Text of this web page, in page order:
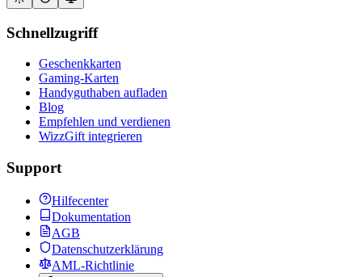
Schnellzugriff
Geschenkkarten
Gaming-Karten
Handyguthaben aufladen
Blog
Empfehlen und verdienen
WizzGift integrieren
Support
Hilfecenter
Dokumentation
AGB
Datenschutzerklärung
AML-Richtlinie